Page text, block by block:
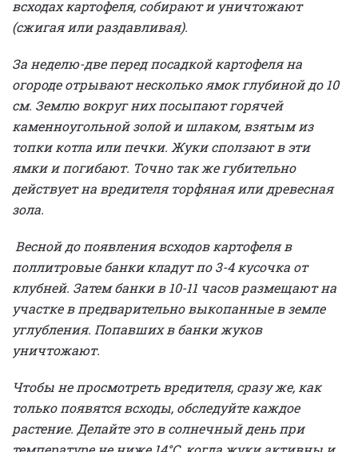
всходах картофеля, собирают и уничтожают
(сжигая или раздавливая).
За неделю-две перед посадкой картофеля на
огороде отрывают несколько ямок глубиной до 10
см. Землю вокруг них посыпают горячей
каменноугольной золой и шлаком, взятым из
топки котла или печки. Жуки сползают в эти
ямки и погибают. Точно так же губительно
действует на вредителя торфяная или древесная
зола.
Весной до появления всходов картофеля в
поллитровые банки кладут по 3-4 кусочка от
клубней. Затем банки в 10-11 часов размещают на
участке в предварительно выкопанные в земле
углубления. Попавших в банки жуков
уничтожают.
Чтобы не просмотреть вредителя, сразу же, как
только появятся всходы, обследуйте каждое
растение. Делайте это в солнечный день при